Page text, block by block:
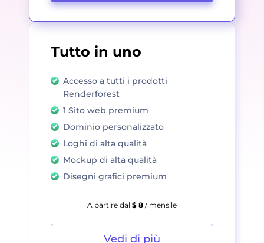
Tutto in uno
Accesso a tutti i prodotti
Renderforest
1 Sito web premium
Dominio personalizzato
Loghi di alta qualità
Mockup di alta qualità
Disegni grafici premium
A partire dal $ 8 / mensile
Vedi di più